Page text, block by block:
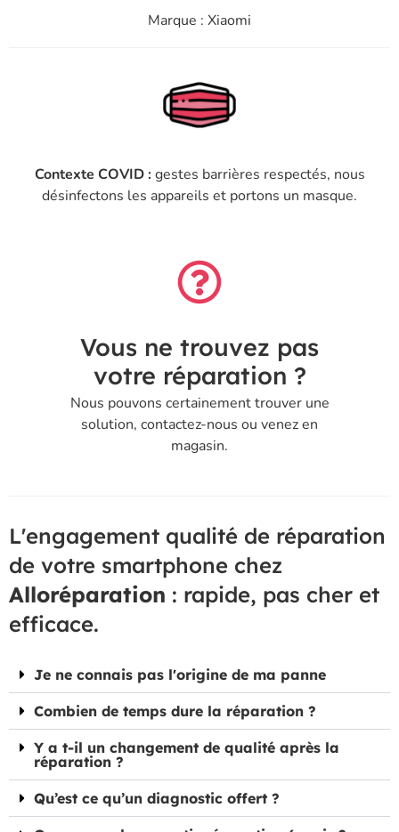
Marque : Xiaomi
Contexte COVID :gestes barrières respectés, nous
désinfectons les appareils et portons un masque.
Vous ne trouvez pas
votre réparation ?
Nous pouvons certainement trouver une
solution, contactez-nous ou venez en
magasin.
L'engagement qualité de réparation
de votre smartphone chez
Alloréparation : rapide, pas cher et
efficace.
Je ne connais pas l'origine de ma panne
Combien de temps dure la réparation ?
Y a t-il un changement de qualité après la
réparation ?
Qu’est ce qu’un diagnostic offert ?